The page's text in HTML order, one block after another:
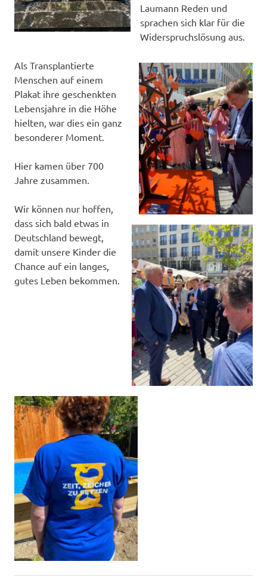
Laumann Reden und
sprachen sich klar für die
Widerspruchslösung aus.
Als Transplantierte
Menschen auf einem
Plakat ihre geschenkten
Lebensjahre in die Höhe
hielten, war dies ein ganz
besonderer Moment.
Hier kamen über 700
Jahre zusammen.
Wir können nur hoffen,
dass sich bald etwas in
Deutschland bewegt,
damit unsere Kinder die
Chance auf ein langes,
gutes Leben bekommen.